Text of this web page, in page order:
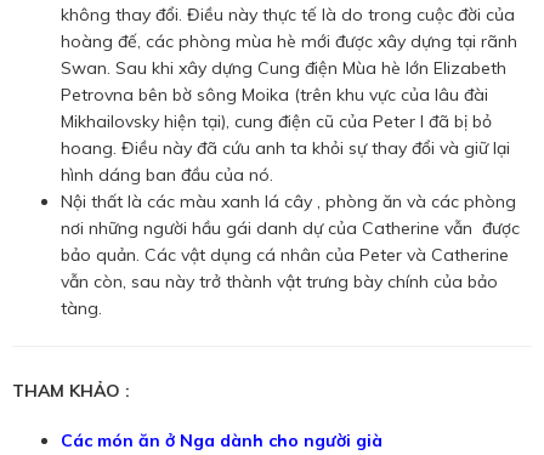
không thay đổi. Điều này thực tế là do trong cuộc đời của
hoàng đế, các phòng mùa hè mới được xây dựng tại rãnh
Swan. Sau khi xây dựng Cung điện Mùa hè lớn Elizabeth
Petrovna bên bờ sông Moika (trên khu vực của lâu đài
Mikhailovsky hiện tại), cung điện cũ của Peter I đã bị bỏ
hoang. Điều này đã cứu anh ta khỏi sự thay đổi và giữ lại
hình dáng ban đầu của nó.
Nội thất là các màu xanh lá cây , phòng ăn và các phòng
nơi những người hầu gái danh dự của Catherine vẫn được
bảo quản. Các vật dụng cá nhân của Peter và Catherine
vẫn còn, sau này trở thành vật trưng bày chính của bảo
tàng.
THAM KHẢO :
Các món ăn ở Nga dành cho người già